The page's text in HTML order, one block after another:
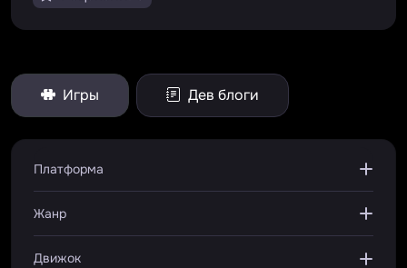
Игры Дев блоги
Платформа
Жанр
Движок